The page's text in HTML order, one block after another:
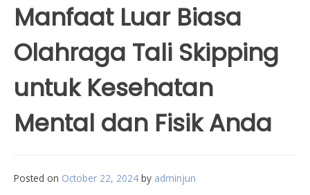
Manfaat Luar Biasa
Olahraga Tali Skipping
untuk Kesehatan
Mental dan Fisik Anda
Posted on October 22, 2024 by adminjun